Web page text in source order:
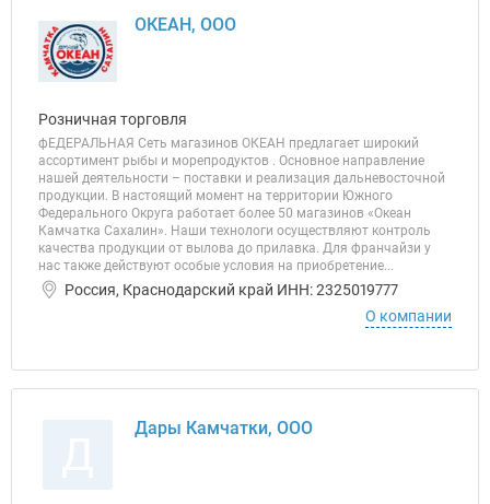
ОКЕАН, ООО
Розничная торговля
фЕДЕРАЛЬНАЯ Сеть магазинов ОКЕАН предлагает широкий
ассортимент рыбы и морепродуктов . Основное направление
нашей деятельности – поставки и реализация дальневосточной
продукции. В настоящий момент на территории Южного
Федерального Округа работает более 50 магазинов «Океан
Камчатка Сахалин». Наши технологи осуществляют контроль
качества продукции от вылова до прилавка. Для франчайзи у
нас также действуют особые условия на приобретение...
Россия, Краснодарский край ИНН: 2325019777
О компании
Дары Камчатки, ООО